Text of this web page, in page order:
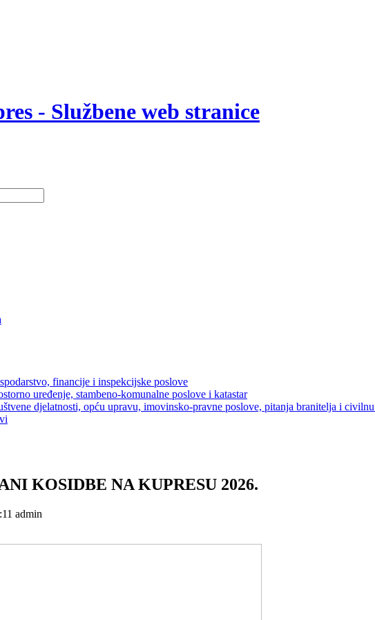
- Službene web stranice
financije i inspekcijske poslove
uređenje, stambeno-komunalne poslove i katastar
djelatnosti, opću upravu, imovinsko-pravne poslove, pitanja branitelja i
KOSIDBE NA KUPRESU 2026.
admin